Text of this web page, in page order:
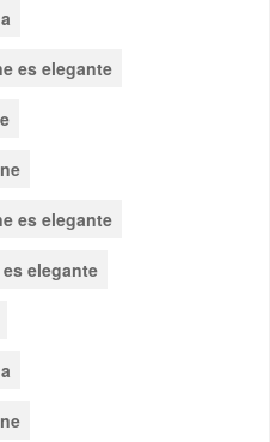
es elegante
es elegante
elegante